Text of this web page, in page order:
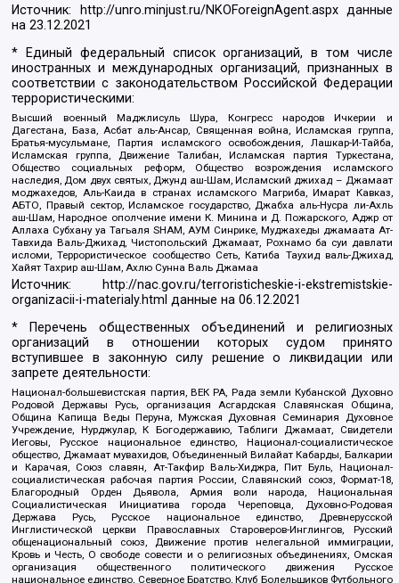
Источник: http://unro.minjust.ru/NKOForeignAgent.aspxданные
на23.12.2021
* Единый федеральный список организаций, в том числе
иностранных и международных организаций, признанных в
соответствии с законодательством Российской Федерации
террористическими:
Высший военный Маджлисуль Шура, Конгресс народов Ичкерии и
Дагестана, База, Асбат аль-Ансар, Священная война, Исламская группа,
Братья-мусульмане, Партия исламского освобождения, Лашкар-И-Тайба,
Исламская группа, Движение Талибан, Исламская партия Туркестана,
Общество социальных реформ, Общество возрождения исламского
наследия, Дом двух святых, Джунд аш-Шам, Исламский джихад – Джамаат
моджахедов, Аль-Каида в странах исламского Магриба, Имарат Кавказ,
АБТО, Правый сектор, Исламское государство, Джабха аль-Нусра ли-Ахль
аш-Шам, Народное ополчение имени К. Минина и Д. Пожарского, Аджр от
Аллаха Субхану уа Тагьаля SHAM, АУМ Синрике, Муджахеды джамаата Ат-
Тавхида Валь-Джихад, Чистопольский Джамаат, Рохнамо ба суи давлати
исломи, Террористическое сообщество Сеть, Катиба Таухид валь-Джихад,
Хайят Тахрир аш-Шам, Ахлю Сунна Валь Джамаа
Источник:
http://nac.gov.ru/terroristicheskie-i-ekstremistskie-
organizacii-i-materialy.html данные на06.12.2021
* Перечень общественных объединений и религиозных
организаций в отношении которых судом принято
вступившее в законную силу решение о ликвидации или
запрете деятельности:
Национал-большевистская партия, ВЕК РА, Рада земли Кубанской Духовно
Родовой Державы Русь, организация Асгардская Славянская Община,
Община Капища Веды Перуна, Мужская Духовная Семинария Духовное
Учреждение, Нурджулар, К Богодержавию, Таблиги Джамаат, Свидетели
Иеговы, Русское национальное единство, Национал-социалистическое
общество, Джамаат мувахидов, Объединенный Вилайат Кабарды, Балкарии
и Карачая, Союз славян, Ат-Такфир Валь-Хиджра, Пит Буль, Национал-
социалистическая рабочая партия России, Славянский союз, Формат-18,
Благородный Орден Дьявола, Армия воли народа, Национальная
Социалистическая Инициатива города Череповца, Духовно-Родовая
Держава Русь, Русское национальное единство, Древнерусской
Инглистической церкви Православных Староверов-Инглингов, Русский
общенациональный союз, Движение против нелегальной иммиграции,
Кровь и Честь, О свободе совести и о религиозных объединениях, Омская
организация общественного политического движения Русское
национальное единство, Северное Братство, Клуб Болельщиков Футбольного